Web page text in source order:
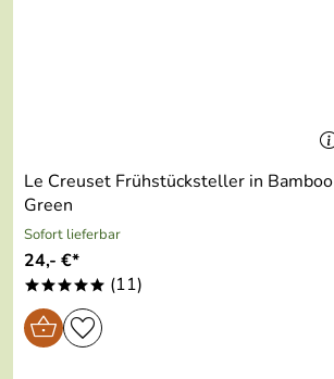
Le Creuset Frühstücksteller in Bamboo
Green
Sofort lieferbar
24,- €*
***** (11)